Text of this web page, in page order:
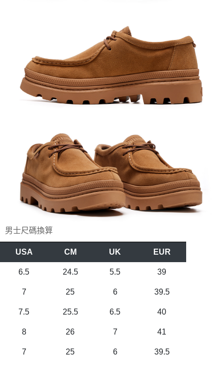
買賣價金債權讓與本公司後，依約使用本公司帳單繳交帳款。
2.基於同意付款使用「大哥付你分期」之契約關係目的，商店將以您的個人
資料（包含姓名、電話或地址）提供予台灣大哥大進項蒐集、處理及利用，
由本公司與您本人進行分期帳單所需資料之確認、核對及更正。
3.完整用戶服務條款，請詳閱以下連結：
https://oppay.tw/userRule
※ 交易是否成功請以「AFTEE先享後付 」之結帳頁面顯示為準，若有關於
是否繳費成功／繳費後需取消欲退款等相關疑問，請聯繫「AFTEE先享後付
客戶支援中心」https://netprotections.freshdesk.com/support/home
【注意事項】
１．透過由恩沛科技股份有限公司提供之「AFTEE先享後付」服務完成之交
易，需依本服務之必要範圍內提供個人資料，並將交易相關給付款項請求債
權轉讓予恩沛科技股份有限公司。
「AFTEE先享後付」，若未經同意申辦者引起之損失，本公司不負相關責
４．使用「AFTEE先享後付」時，將依據個別帳號之用戶狀況，依本公司即
時審查核予不同之上限額度；若仍有額度不足之情形，本公司將視審查結果
請求用戶進行身份認證。
５．嚴禁一人註冊多個帳號或使用他人資訊註冊。若發現惡意使用之情形，
恩沛科技股份有限公司將有權停止該用戶之使用額度並採取法律行動。
京站台北店客服中心(1F星巴克旁) 即日起不提供京站紙袋，取件時
請自備購物袋，若需購買紙袋可現場詢問
免運費
男士尺碼換算
USA CM UK EUR
6.5 24.5 5.5 39
7 25 6 39.5
7.5 25.5 6.5 40
8 26 7 41
7 25 6 39.5